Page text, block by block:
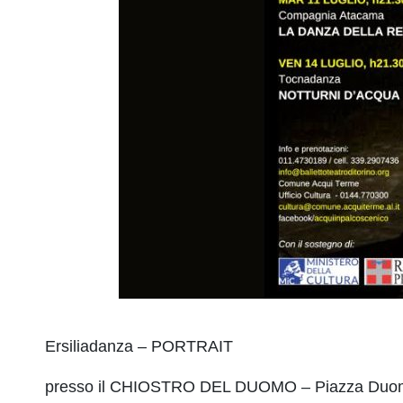
Ersiliadanza – PORTRAIT
presso il CHIOSTRO DEL DUOMO – Piazza